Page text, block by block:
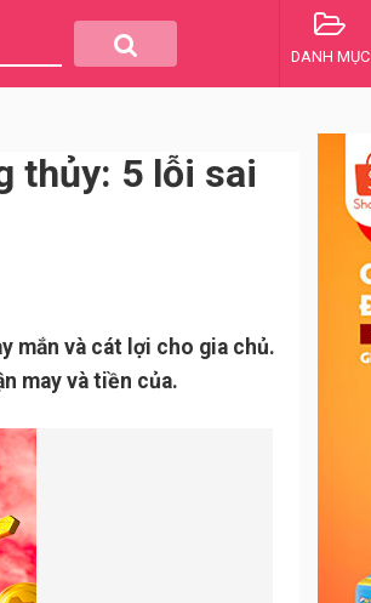
DANH MỤC
thủy: 5 lỗi sai
mắn và cát lợi cho gia chủ.
may và tiền của.